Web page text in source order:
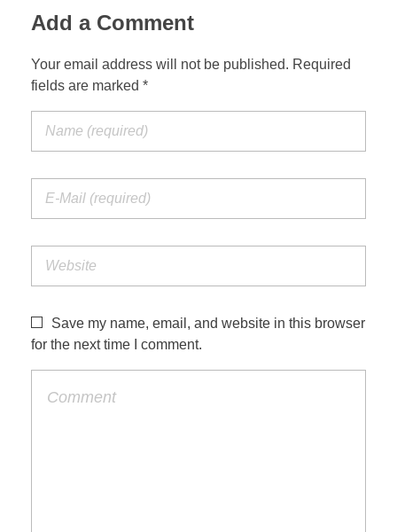
Add a Comment
Your email address will not be published. Required
fields are marked *
Save my name, email, and website in this browser
for the next time I comment.